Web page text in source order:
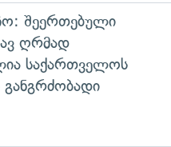
შეერთებული
ღრმად
საქართველოს